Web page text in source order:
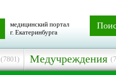
медицинский портал
г. Екатеринбурга
(7801) Медучреждения